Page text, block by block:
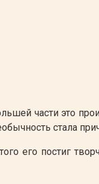
части это
стала
его постиг